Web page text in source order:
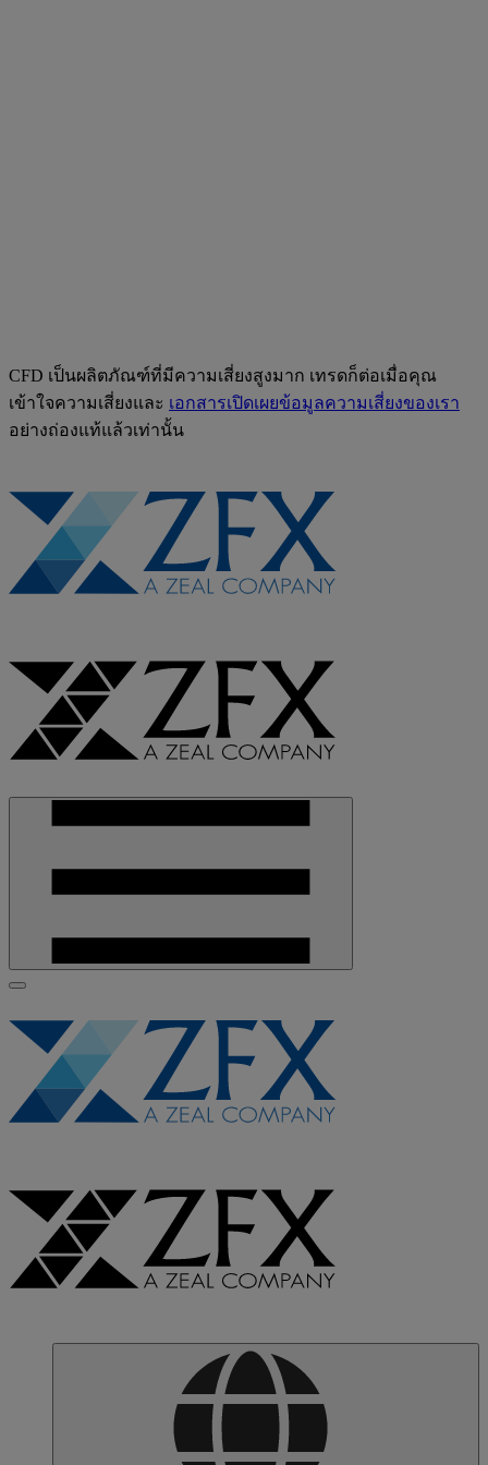
CFD เป็นผลิตภัณฑ์ที่มีความเสี่ยงสูงมาก เทรดก็ต่อเมื่อคุณ
เข้าใจความเสี่ยงและ เอกสารเปิดเผยข้อมูลความเสี่ยงของเรา
อย่างถ่องแท้แล้วเท่านั้น